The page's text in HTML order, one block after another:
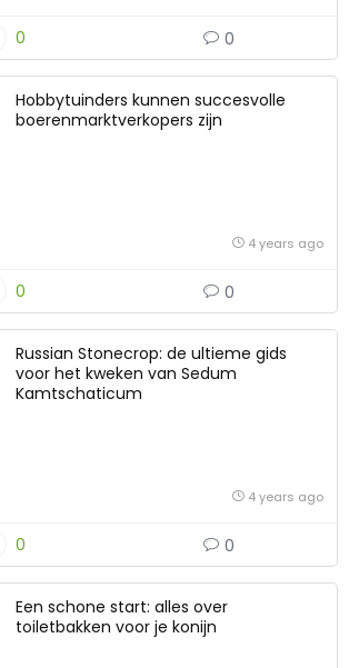
0 0
Hobbytuinders kunnen succesvolle
boerenmarktverkopers zijn
4 years ago
0 0
Russian Stonecrop: de ultieme gids
voor het kweken van Sedum
Kamtschaticum
4 years ago
0 0
Een schone start: alles over
toiletbakken voor je konijn